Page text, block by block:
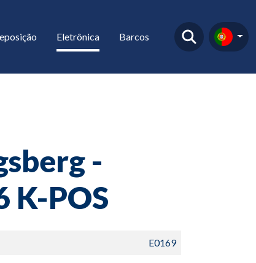
Eletrônica Barcos
-
K-POS
E0169